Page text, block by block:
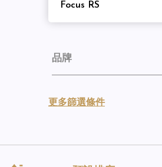
品牌
更多篩選條件